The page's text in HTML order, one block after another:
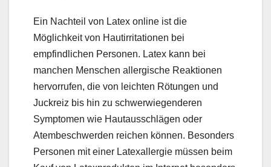
Ein Nachteil von Latex online ist die
Möglichkeit von Hautirritationen bei
empfindlichen Personen. Latex kann bei
manchen Menschen allergische Reaktionen
hervorrufen, die von leichten Rötungen und
Juckreiz bis hin zu schwerwiegenderen
Symptomen wie Hautausschlägen oder
Atembeschwerden reichen können. Besonders
Personen mit einer Latexallergie müssen beim